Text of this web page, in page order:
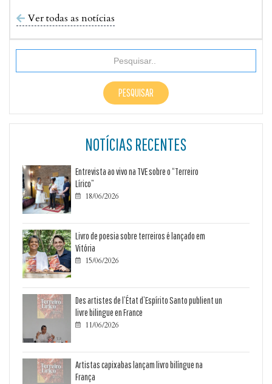
 Ver todas as notícias
NOTÍCIAS RECENTES
Entrevista ao vivo na TVE sobre o “Terreiro
Lírico”
 18/06/2026
Livro de poesia sobre terreiros é lançado em
Vitória
 15/06/2026
Des artistes de l’État d’Espírito Santo publient un
livre bilingue en France
 11/06/2026
Artistas capixabas lançam livro bilíngue na
França